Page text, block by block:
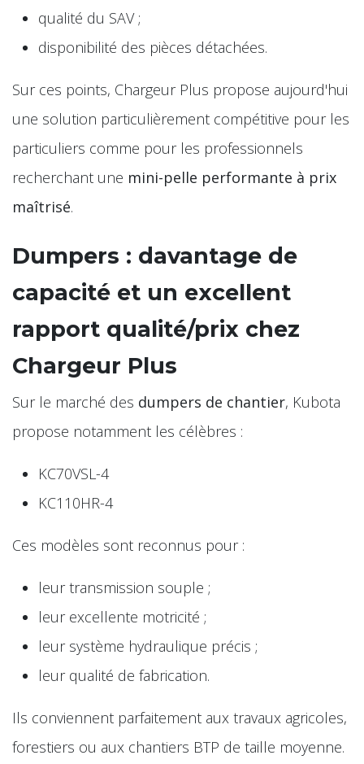
qualité du SAV ;
disponibilité des pièces détachées.
Sur ces points, Chargeur Plus propose aujourd'hui
une solution particulièrement compétitive pour les
particuliers comme pour les professionnels
recherchant une mini-pelle performante à prix
maîtrisé.
Dumpers : davantage de
capacité et un excellent
rapport qualité/prix chez
Chargeur Plus
Sur le marché des dumpers de chantier, Kubota
propose notamment les célèbres :
KC70VSL-4
KC110HR-4
Ces modèles sont reconnus pour :
leur transmission souple ;
leur excellente motricité ;
leur système hydraulique précis ;
leur qualité de fabrication.
Ils conviennent parfaitement aux travaux agricoles,
forestiers ou aux chantiers BTP de taille moyenne.